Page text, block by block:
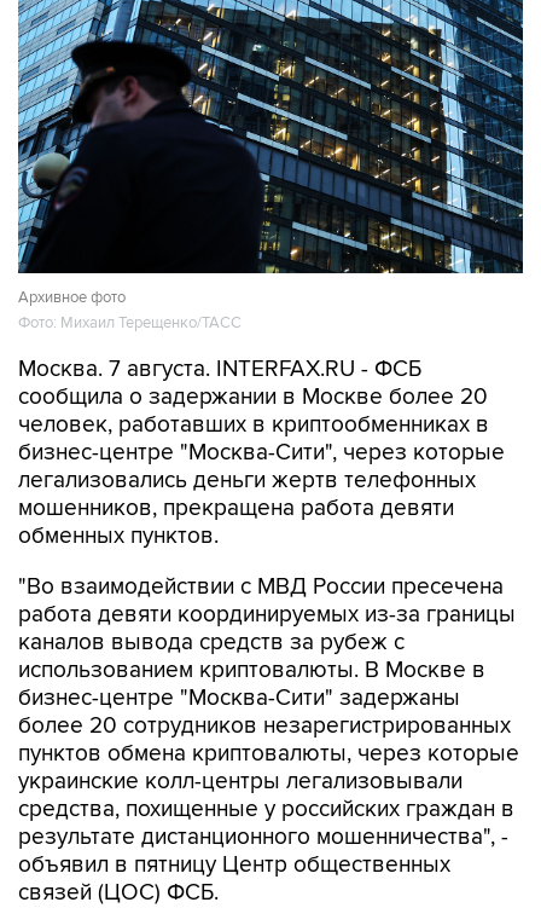
Архивное фото
Фото: Михаил Терещенко/ТАСС
Москва. 7 августа. INTERFAX.RU - ФСБ
сообщила о задержании в Москве более 20
человек, работавших в криптообменниках в
бизнес-центре "Москва-Сити", через которые
легализовались деньги жертв телефонных
мошенников, прекращена работа девяти
обменных пунктов.
"Во взаимодействии с МВД России пресечена
работа девяти координируемых из-за границы
каналов вывода средств за рубеж с
использованием криптовалюты. В Москве в
бизнес-центре "Москва-Сити" задержаны
более 20 сотрудников незарегистрированных
пунктов обмена криптовалюты, через которые
украинские колл-центры легализовывали
средства, похищенные у российских граждан в
результате дистанционного мошенничества", -
объявил в пятницу Центр общественных
связей (ЦОС) ФСБ.